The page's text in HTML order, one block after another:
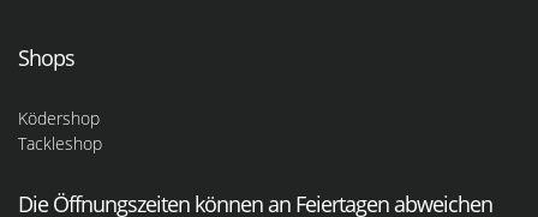
Shops
Ködershop
Tackleshop
Die Öffnungszeiten können an Feiertagen abweichen